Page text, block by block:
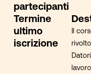
partecipanti
Termine
ultimo
iscrizione
Il